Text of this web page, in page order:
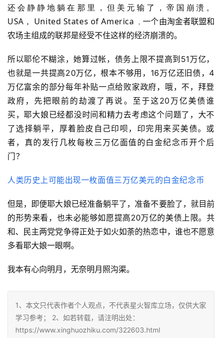
还会静静地躺在那里，但美元输了，帝国崩溃。
USA， United States of America ，一个由淘金者联盟和
农场主组成的联邦是经受不住这样的经济崩溃的。
所以耶伦不糊涂，她算过帐，债务上限不提高到51万亿，
也就是一共提高20万亿，根本不够用，16万亿还旧债，4
万亿富余的部分每年补贴一点给败家政府，哦，不，拜登
政府，先把眼前的劫渡了再说。至于这20万亿美债谁
买，耶大娘已经都没时间和精力去考虑这个问题了，大不
了选择躺平，厚着脸皮自己印呗，印完用来买美债。或
者，真的发行几枚每枚三万亿面值的白金纪念币开个后
门？
人类历史上可能出现一枚面值三万亿美元的白金纪念币
但是，即便耶大娘已经准备躺平了，准备不要脸了，就目前
的形势来看，也未必能够如愿提高20万亿的美债上限。共
和、民主两党党争得正处于如火如荼的热恋中，谁也不愿意
多看耶大娘一眼啊。
我本有心向明月，无奈明月照沟渠。
1、本文只代表作者个人观点，不代表星火智库立场，仅供大家
学习参考； 2、如若转载，请注明出处：
https://www.xinghuozhiku.com/322603.html